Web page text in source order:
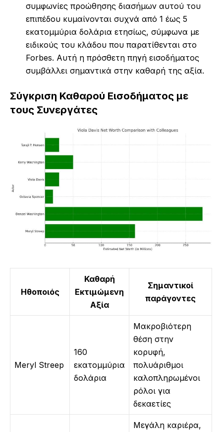
συμφωνίες προώθησης διασήμων αυτού του
επιπέδου κυμαίνονται συχνά από 1 έως 5
εκατομμύρια δολάρια ετησίως, σύμφωνα με
ειδικούς του κλάδου που παρατίθενται στο
Forbes. Αυτή η πρόσθετη πηγή εισοδήματος
συμβάλλει σημαντικά στην καθαρή της αξία.
Σύγκριση Καθαρού Εισοδήματος με
τους Συνεργάτες
Ηθοποιός
Καθαρή
Εκτιμώμενη
Αξία
Σημαντικοί
παράγοντες
Μeryl Streep
160
εκατομμύρια
δολάρια
Μακροβιότερη
θέση στην
κορυφή,
πολυάριθμοι
καλοπληρωμένοι
ρόλοι για
δεκαετίες
Μεγάλη καριέρα,